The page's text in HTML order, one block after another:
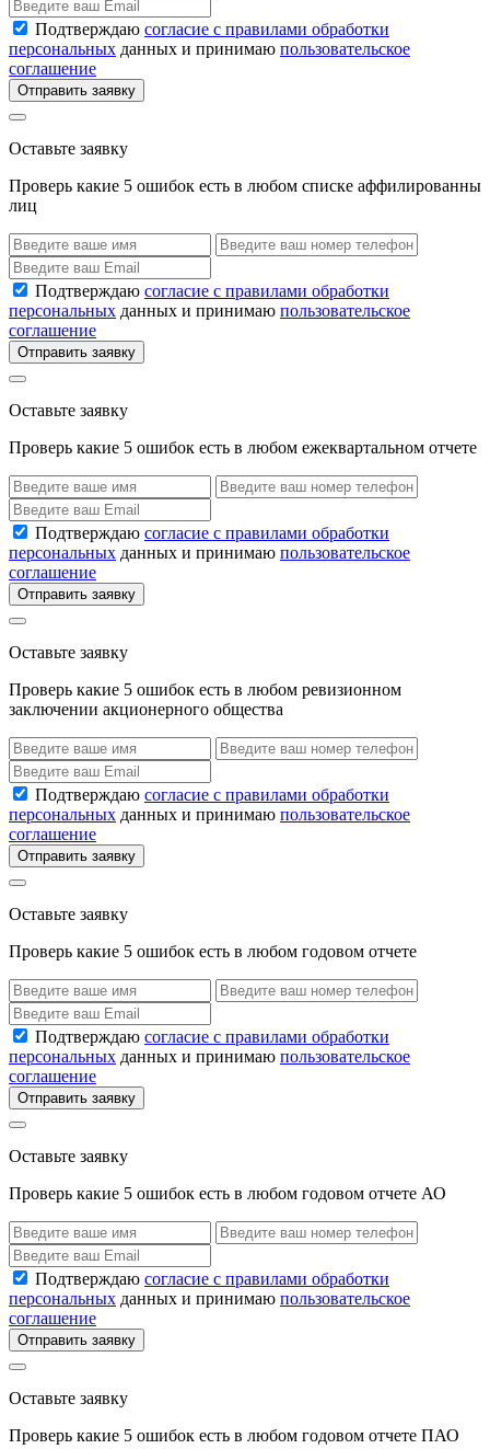
Подтверждаю согласие с правилами обработки
персональных данных и принимаю пользовательское
соглашение
Отправить заявку
Оставьте заявку
Проверь какие 5 ошибок есть в любом списке аффилированны
лиц
Подтверждаю согласие с правилами обработки
персональных данных и принимаю пользовательское
соглашение
Отправить заявку
Оставьте заявку
Проверь какие 5 ошибок есть в любом ежеквартальном отчете
Подтверждаю согласие с правилами обработки
персональных данных и принимаю пользовательское
соглашение
Отправить заявку
Оставьте заявку
Проверь какие 5 ошибок есть в любом ревизионном
заключении акционерного общества
Подтверждаю согласие с правилами обработки
персональных данных и принимаю пользовательское
соглашение
Отправить заявку
Оставьте заявку
Проверь какие 5 ошибок есть в любом годовом отчете
Подтверждаю согласие с правилами обработки
персональных данных и принимаю пользовательское
соглашение
Отправить заявку
Оставьте заявку
Проверь какие 5 ошибок есть в любом годовом отчете АО
Подтверждаю согласие с правилами обработки
персональных данных и принимаю пользовательское
соглашение
Отправить заявку
Оставьте заявку
Проверь какие 5 ошибок есть в любом годовом отчете ПАО